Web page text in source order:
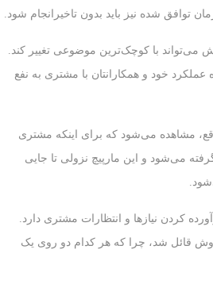
شده نیز باید بدون تاخیرانجام شود.
می‌تواند با کوچک‌ترین موضوعی تغییر کند.
عملکرد خود و همکارانتان با مشتری به نفع
مشاهده می‌شود که برای اینکه مشتری
می‌شود و این مارپیچ نزولی تا جایی
کردن نیازها و انتظارات مشتری دارد.
قائل شد، چرا که هر کدام دو روی یک